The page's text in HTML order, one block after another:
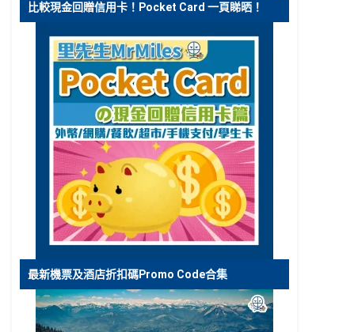
比較現金回贈信用卡！Pocket Card 一頁睇晒！
最新機票及酒店折扣碼Promo Code合集